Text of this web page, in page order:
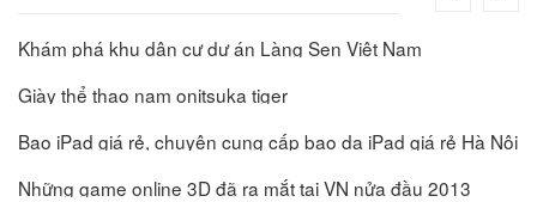
Khám phá khu dân cư dự án Làng Sen Việt Nam
Giày thể thao nam onitsuka tiger
Bao iPad giá rẻ, chuyên cung cấp bao da iPad giá rẻ Hà Nội
Những game online 3D đã ra mắt tại VN nửa đầu 2013